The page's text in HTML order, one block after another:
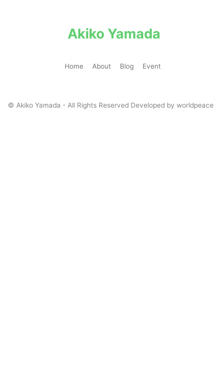
Akiko Yamada
Home About Blog Event
© Akiko Yamada - All Rights Reserved Developed by worldpeace